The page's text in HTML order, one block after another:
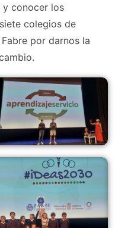
y conocer los
colegios de
por darnos la